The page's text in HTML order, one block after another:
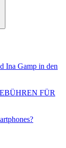
Ina Gamp in den
FÜR